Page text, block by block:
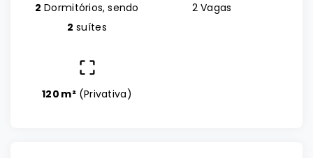
2 Dormitórios, sendo
2 suítes
2 Vagas
120 m² (Privativa)